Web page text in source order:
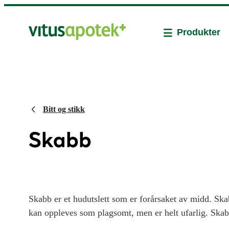
Produkter
Bitt og stikk
Skabb
Skabb er et hudutslett som er forårsaket av midd.
kan oppleves som plagsomt, men er helt ufarlig.